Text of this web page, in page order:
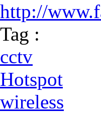
http://
Tag :
cctv
Hotspot
wireless